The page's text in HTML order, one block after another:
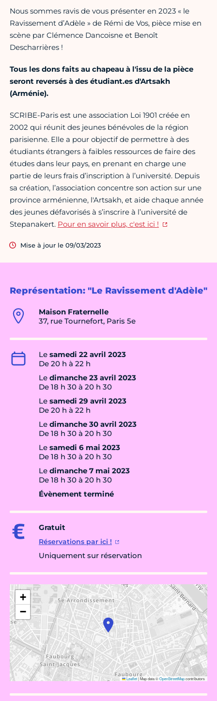
Représentation: "Le Ravissement d'Adèle"
Maison Fraternelle
37, rue Tournefort, Paris 5e
Le samedi 22 avril 2023
De 20 h à 22 h
Le dimanche 23 avril 2023
De 18 h 30 à 20 h 30
Le samedi 29 avril 2023
De 20 h à 22 h
Le dimanche 30 avril 2023
De 18 h 30 à 20 h 30
Le samedi 6 mai 2023
De 18 h 30 à 20 h 30
Le dimanche 7 mai 2023
De 18 h 30 à 20 h 30
Évènement terminé
Gratuit
Réservations par ici !
Uniquement sur réservation
+
−
Leaflet|Map data ©OpenStreetMapcontributors
Nous sommes ravis de vous présenter en 2023 « le
Ravissement d’Adèle » de Rémi de Vos, pièce mise en
scène par Clémence Dancoisne et Benoît
Descharrières !
Tous les dons faits au chapeau à l'issu de la pièce
seront reversés à des étudiant.es d'Artsakh
(Arménie).
SCRIBE-Paris est une association Loi 1901 créée en
2002 qui réunit des jeunes bénévoles de la région
parisienne. Elle a pour objectif de permettre à des
étudiants étrangers à faibles ressources de faire des
études dans leur pays, en prenant en charge une
partie de leurs frais d’inscription à l’université. Depuis
sa création, l’association concentre son action sur une
province arménienne, l'Artsakh, et aide chaque année
des jeunes défavorisés à s’inscrire à l’université de
Stepanakert. Pour en savoir plus, c'est ici !
Mise à jour le 09/03/2023